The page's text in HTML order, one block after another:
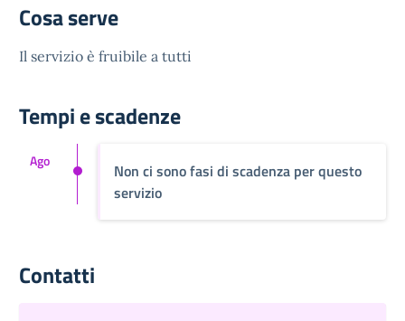
Cosa serve
Il servizio è fruibile a tutti
Tempi e scadenze
Non ci sono fasi di scadenza per questo
servizio
Ago
Contatti